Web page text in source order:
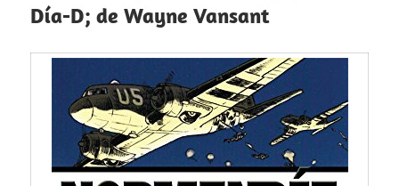
Día-D; de Wayne Vansant